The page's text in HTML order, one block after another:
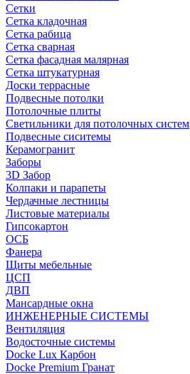
Сетки
Сетка кладочная
Сетка рабица
Сетка сварная
Сетка фасадная малярная
Сетка штукатурная
Доски террасные
Подвесные потолки
Потолочные плиты
Светильники для потолочных систем
Подвесные сиситемы
Керамогранит
Заборы
3D Забор
Колпаки и парапеты
Чердачные лестницы
Листовые материалы
Гипсокартон
ОСБ
Фанера
Щиты мебельные
ЦСП
ДВП
Мансардные окна
ИНЖЕНЕРНЫЕ СИСТЕМЫ
Вентиляция
Водосточные системы
Docke Lux Карбон
Docke Premium Гранат